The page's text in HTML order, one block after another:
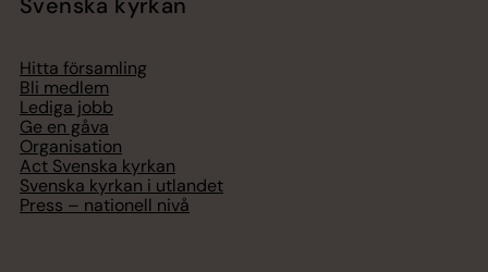
Hitta församling
Bli medlem
Lediga jobb
Ge en gåva
Organisation
Act Svenska kyrkan
Svenska kyrkan i utlandet
Press – nationell nivå